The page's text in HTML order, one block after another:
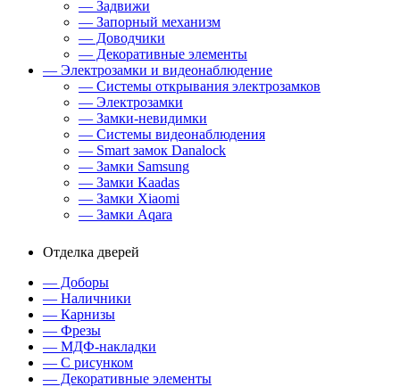
— Задвижи
— Запорный механизм
— Доводчики
— Декоративные элементы
— Электрозамки и видеонаблюдение
— Системы открывания электрозамков
— Электрозамки
— Замки-невидимки
— Системы видеонаблюдения
— Smart замок Danalock
— Замки Samsung
— Замки Kaadas
— Замки Xiaomi
— Замки Aqara
Отделка дверей
— Доборы
— Наличники
— Карнизы
— Фрезы
— МДФ-накладки
— С рисунком
— Декоративные элементы